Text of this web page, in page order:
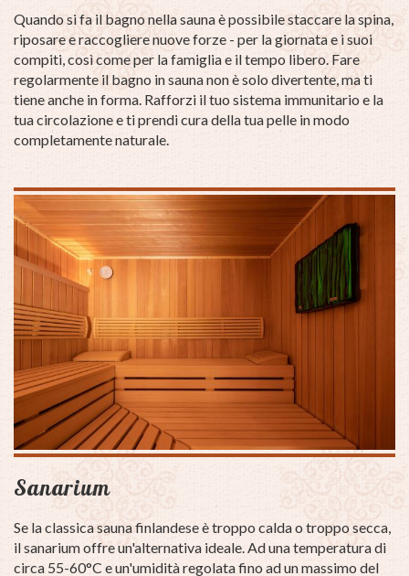
Quando si fa il bagno nella sauna è possibile staccare la spina,
riposare e raccogliere nuove forze - per la giornata e i suoi
compiti, così come per la famiglia e il tempo libero. Fare
regolarmente il bagno in sauna non è solo divertente, ma ti
tiene anche in forma. Rafforzi il tuo sistema immunitario e la
tua circolazione e ti prendi cura della tua pelle in modo
completamente naturale.
Sanarium
Se la classica sauna finlandese è troppo calda o troppo secca,
il sanarium offre un'alternativa ideale. Ad una temperatura di
circa 55-60°C e un'umidità regolata fino ad un massimo del